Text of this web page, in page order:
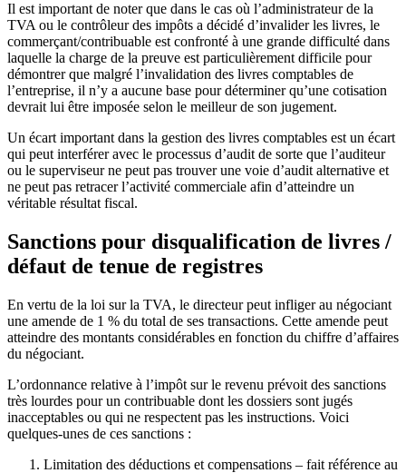
Il est important de noter que dans le cas où l’administrateur de la
TVA ou le contrôleur des impôts a décidé d’invalider les livres, le
commerçant/contribuable est confronté à une grande difficulté dans
laquelle la charge de la preuve est particulièrement difficile pour
démontrer que malgré l’invalidation des livres comptables de
l’entreprise, il n’y a aucune base pour déterminer qu’une cotisation
devrait lui être imposée selon le meilleur de son jugement.
Un écart important dans la gestion des livres comptables est un écart
qui peut interférer avec le processus d’audit de sorte que l’auditeur
ou le superviseur ne peut pas trouver une voie d’audit alternative et
ne peut pas retracer l’activité commerciale afin d’atteindre un
véritable résultat fiscal.
Sanctions pour disqualification de livres /
défaut de tenue de registres
En vertu de la loi sur la TVA, le directeur peut infliger au négociant
une amende de 1 % du total de ses transactions. Cette amende peut
atteindre des montants considérables en fonction du chiffre d’affaires
du négociant.
L’ordonnance relative à l’impôt sur le revenu prévoit des sanctions
très lourdes pour un contribuable dont les dossiers sont jugés
inacceptables ou qui ne respectent pas les instructions. Voici
quelques-unes de ces sanctions :
Limitation des déductions et compensations – fait référence au